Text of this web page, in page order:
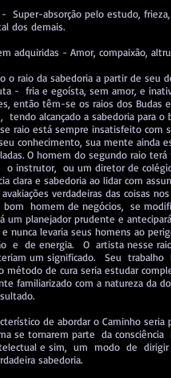
- Super-absorção pelo estudo,
dos demais.
adquiridas - Amor, compaixão,
o raio da sabedoria a partir de seu
- fria e egoísta, sem amor, e
então têm-se os raios dos
tendo alcançado a sabedoria para
raio está sempre insatisfeito com
conhecimento, sua mente ainda
O homem do segundo raio
o instrutor, ou um diretor de
clara e sabedoria ao lidar com
verdadeiras das coisas
homem de negócios, se
um planejador prudente e
e nunca levaria seus homens ao
e de energia. O artista nesse
um significado. Seu trabalho
método de cura seria estudar
familiarizado com a natureza da
de abordar o Caminho
se tornarem parte da
e sim, um modo de
sabedoria.